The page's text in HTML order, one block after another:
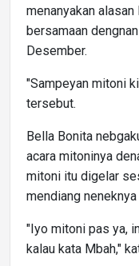
menanyakan
bersamaan
Desember.
"Sampeyan mitoni
tersebut.
Bella Bonita
acara mitoninya
mitoni itu digelar
mendiang neneknya
"Iyo mitoni pas ya,
kalau kata Mbah,"